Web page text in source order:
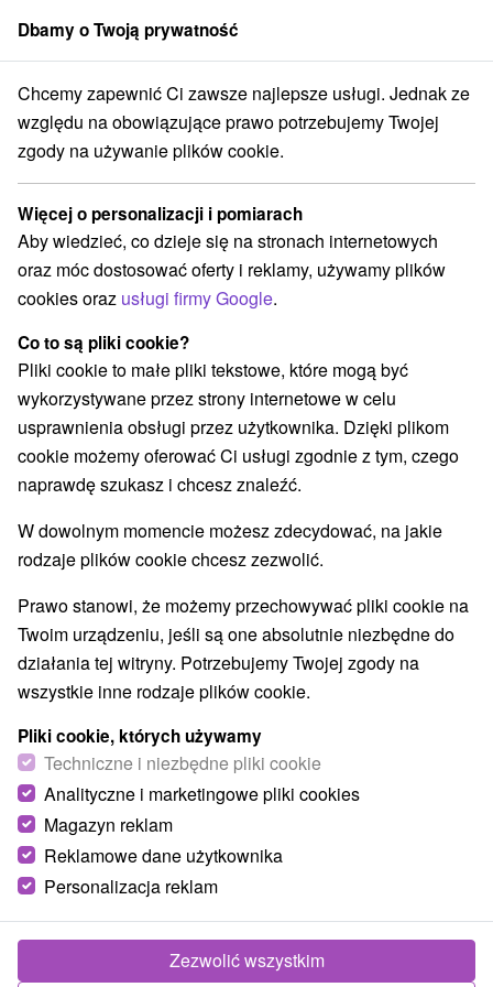
członek grupySorger
na Słowacji Východné Slovensko Prešovský kraj Ždiar
Bony wakacyjne na Słowacji Ždiar
Kategorie
Wszystkie kategorie
Pobyty z rabatem(3)
Wellness pobyty(5) Wyjazdy weekendowe
Romantyczne wypady
Wakacje rodzinne(5)
Wybierz lokalizację lub datę
Najlepiej sprzedające
WSZYSTKO TOP - BESTSELLERY NAJTAŃSZE
Zakwaterowanie w Dolinie Bachledowej:
Dbamy o Twoją prywatność
Chcemy zapewnić Ci zawsze najlepsze usługi. Jednak ze
względu na obowiązujące prawo potrzebujemy Twojej
zgody na używanie plików cookie.
Więcej o personalizacji i pomiarach
Aby wiedzieć, co dzieje się na stronach internetowych
oraz móc dostosować oferty i reklamy, używamy plików
cookies oraz usługi firmy Google.
Co to są pliki cookie?
Pliki cookie to małe pliki tekstowe, które mogą być
wykorzystywane przez strony internetowe w celu
usprawnienia obsługi przez użytkownika. Dzięki plikom
cookie możemy oferować Ci usługi zgodnie z tym, czego
naprawdę szukasz i chcesz znaleźć.
W dowolnym momencie możesz zdecydować, na jakie
rodzaje plików cookie chcesz zezwolić.
Prawo stanowi, że możemy przechowywać pliki cookie na
Twoim urządzeniu, jeśli są one absolutnie niezbędne do
działania tej witryny. Potrzebujemy Twojej zgody na
wszystkie inne rodzaje plików cookie.
Pliki cookie, których używamy
Techniczne i niezbędne pliki cookie
Analityczne i marketingowe pliki cookies
Magazyn reklam
Reklamowe dane użytkownika
Personalizacja reklam
Zezwolić wszystkim